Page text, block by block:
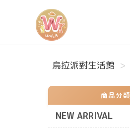
烏拉派對生活館
烏拉派對生活館
商品分類
NEW ARRIVAL